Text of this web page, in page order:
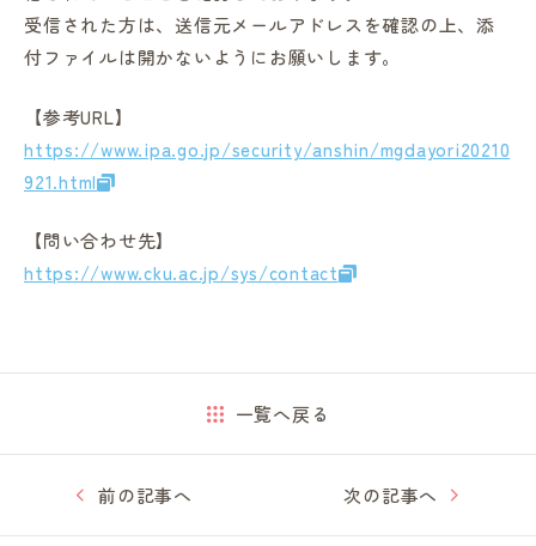
高校の先生方へ
企業・園・施設の方へ
in Campus
総合図書館
プライバシーポリシー
受信された方は、送信元メールアドレスを確認の上、添
付ファイルは開かないようにお願いします。
【参考URL】
https://www.ipa.go.jp/security/anshin/mgdayori20210
921.html
【問い合わせ先】
https://www.cku.ac.jp/sys/contact
前の記事へ
一覧へ戻る
次の記事へ